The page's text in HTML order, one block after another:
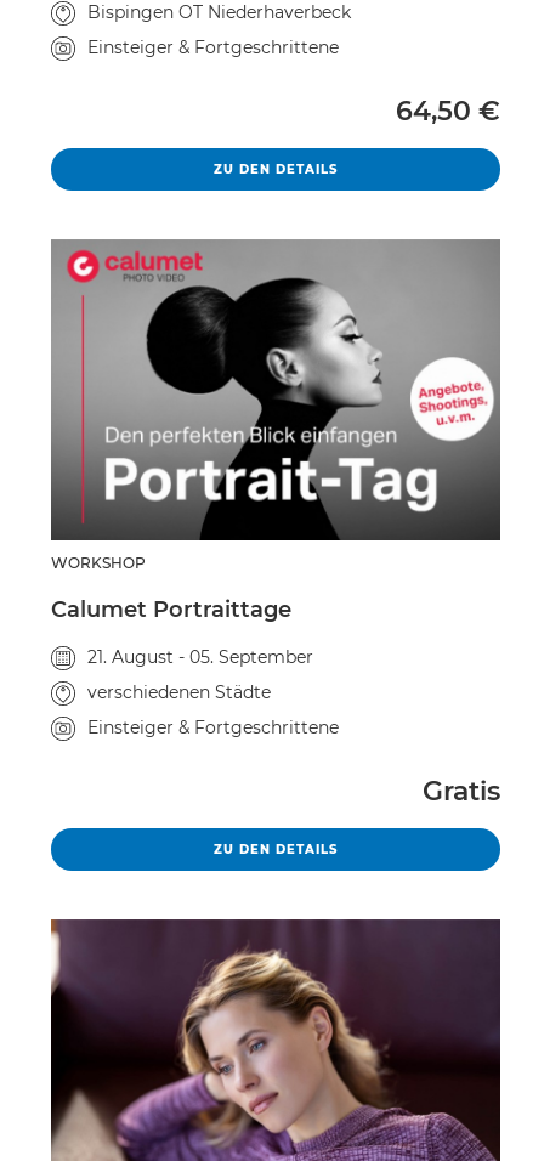
Veranstaltungsort
Bispingen OT Niederhaverbeck
Kursniveau
Einsteiger & Fortgeschrittene
Vollpreis
64,50 €
ZU DEN DETAILSHISTORISCHE
WORKSHOP
Calumet Portraittage
Veranstaltungsdatum
21. August - 05. September
Veranstaltungsort
verschiedenen Städte
Kursniveau
Einsteiger & Fortgeschrittene
Gratis
ZU DEN DETAILSCALUMET PORTRAITTAGE